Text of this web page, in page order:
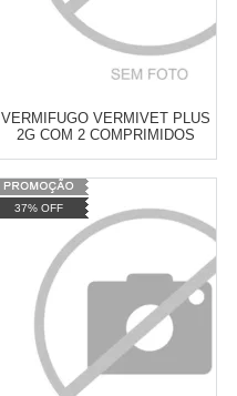
VERMIFUGO VERMIVET PLUS
2G COM 2 COMPRIMIDOS
Varejo:
Atacado: R$ 2.550,90 (Apenas
Revendedor)
10
Cat:VERMÍFUGOS
COMPRAR
37% OFF